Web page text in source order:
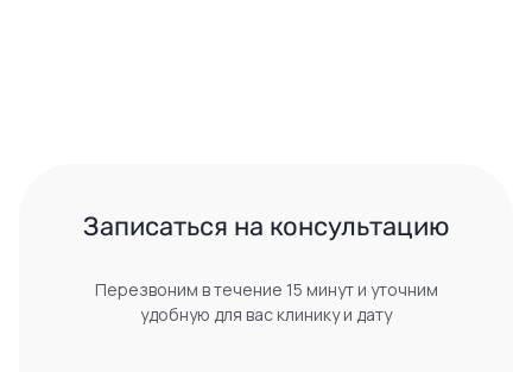
Записаться на консультацию
Перезвоним в течение 15 минут и уточним
удобную для вас клинику и дату